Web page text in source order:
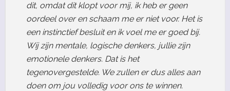
dit, omdat dit klopt voor mij, ik heb er geen
oordeel over en schaam me er niet voor. Het is
een instinctief besluit en ik voel me er goed bij.
Wij zijn mentale, logische denkers, jullie zijn
emotionele denkers. Dat is het
tegenovergestelde. We zullen er dus alles aan
doen om jou volledig voor ons te winnen.